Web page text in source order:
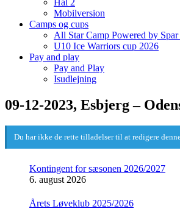
Hal 2
Mobilversion
Camps og cups
All Star Camp Powered by
U10 Ice Warriors cup 2026
Pay and play
Pay and Play
Isudlejning
09-12-2023, Esbjerg –
Du har ikke de rette tilladelser til at redigere
Kontingent for sæsonen 2026/2027
6. august 2026
Årets Løveklub 2025/2026